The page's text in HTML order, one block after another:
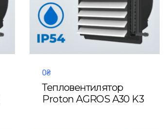
0₴
Тепловентилятор
Proton AGROS A30 K3